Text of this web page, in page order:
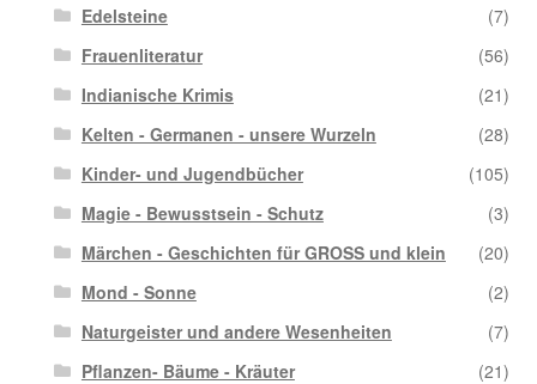
Edelsteine
(7)
Frauenliteratur
(56)
Indianische Krimis
(21)
Kelten - Germanen - unsere Wurzeln
(28)
Kinder- und Jugendbücher
(105)
Magie - Bewusstsein - Schutz
(3)
Märchen - Geschichten für GROSS und klein
(20)
Mond - Sonne
(2)
Naturgeister und andere Wesenheiten
(7)
Pflanzen- Bäume - Kräuter
(21)